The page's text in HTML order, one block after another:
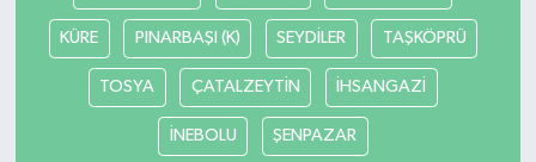
KÜRE PINARBAŞI (K) SEYDİLER TAŞKÖPRÜ
TOSYA ÇATALZEYTİN İHSANGAZİ
İNEBOLU ŞENPAZAR